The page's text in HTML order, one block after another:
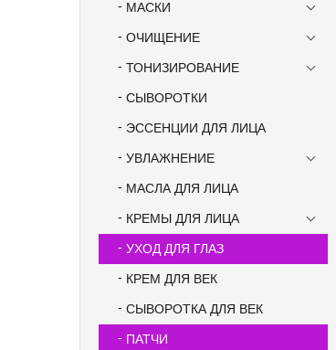
МАСКИ
ОЧИЩЕНИЕ
ТОНИЗИРОВАНИЕ
СЫВОРОТКИ
ЭССЕНЦИИ ДЛЯ ЛИЦА
УВЛАЖНЕНИЕ
МАСЛА ДЛЯ ЛИЦА
КРЕМЫ ДЛЯ ЛИЦА
УХОД ДЛЯ ГЛАЗ
КРЕМ ДЛЯ ВЕК
СЫВОРОТКА ДЛЯ ВЕК
ПАТЧИ